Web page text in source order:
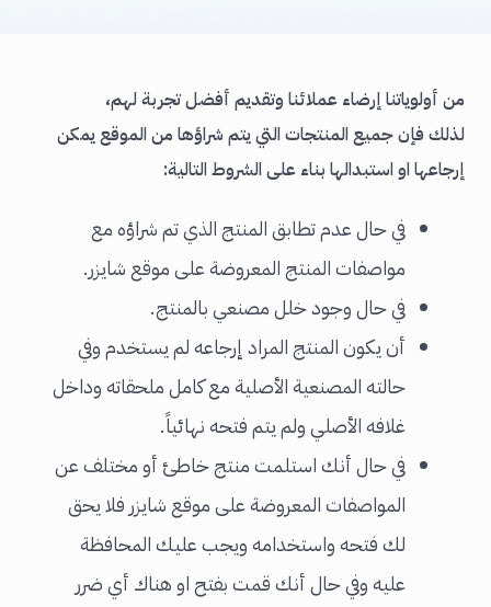
من أولوياتنا إرضاء عملائنا وتقديم أفضل تجربة لهم،
لذلك فإن جميع المنتجات التي يتم شراؤها من الموقع يمكن
إرجاعها او استبدالها بناء على الشروط التالية:‎
في حال عدم تطابق المنتج الذي تم شراؤه مع
مواصفات المنتج المعروضة على موقع شايزر.
في حال وجود خلل مصنعي بالمنتج.
أن يكون المنتج المراد إرجاعه لم يستخدم وﻓﻲ
ﺣﺎﻟﺘﻪ المصنعية الأصلية مع كامل ملحقاته وداخل
غلافه الأصلي ولم يتم فتحه نهائياً.
في حال أنك استلمت منتج خاطئ أو مختلف عن
المواصفات المعروضة على موقع شايزر فلا يحق
لك فتحه واستخدامه ويجب عليك المحافظة
عليه وفي حال أنك قمت بفتح او هناك أي ضرر